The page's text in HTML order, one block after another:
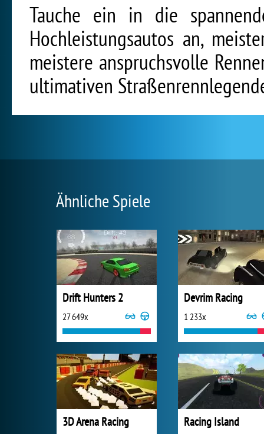
Tauche ein in die
Hochleistungsautos an,
meistere anspruchsvolle
ultimativen
Ähnliche Spiele
Drift Hunters 2
27 649x
Devrim Racing
1 233x
3D Arena Racing Racing Island